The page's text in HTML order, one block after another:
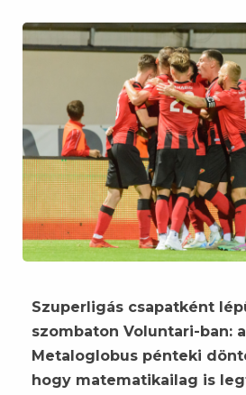
Szuperligás csapatként
szombaton Voluntari-ban:
Metaloglobus pénteki
hogy matematikailag is